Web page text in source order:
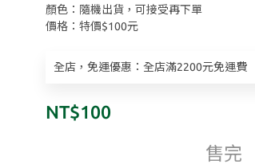
顏色：隨機出貨，可接受再下單
價格：特價$100元
全店，免運優惠：全店滿2200元免運費
NT$100
售完